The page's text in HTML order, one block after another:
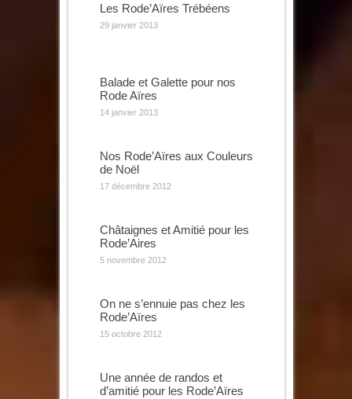
Les Rode’Aïres Trébéens
29 janvier 2013
Balade et Galette pour nos
Rode Aïres
14 janvier 2013
Nos Rode’Aïres aux Couleurs
de Noël
17 décembre 2012
Châtaignes et Amitié pour les
Rode’Aires
5 novembre 2012
On ne s’ennuie pas chez les
Rode’Aïres
15 octobre 2012
Une année de randos et
d’amitié pour les Rode’Aïres